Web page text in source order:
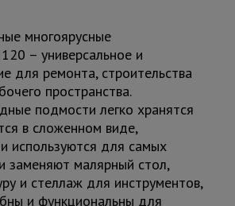
многоярусные
– универсальное и
для ремонта, строительства
пространства.
подмости легко хранятся
в сложенном виде,
используются для самых
заменяют малярный стол,
и стеллаж для инструментов,
и функциональны для